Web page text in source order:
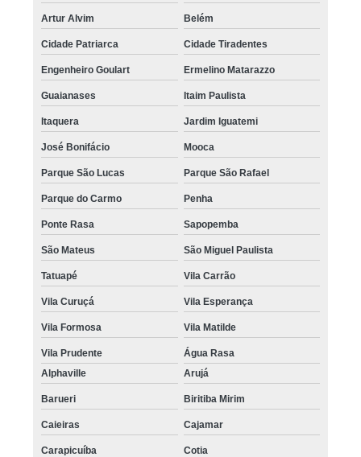
Artur Alvim Belém
Cidade Patriarca Cidade Tiradentes
Engenheiro Goulart Ermelino Matarazzo
Guaianases Itaim Paulista
Itaquera Jardim Iguatemi
José Bonifácio Mooca
Parque São Lucas Parque São Rafael
Parque do Carmo Penha
Ponte Rasa Sapopemba
São Mateus São Miguel Paulista
Tatuapé Vila Carrão
Vila Curuçá Vila Esperança
Vila Formosa Vila Matilde
Vila Prudente
Água Rasa
Alphaville
Arujá
Barueri Biritiba Mirim
Caieiras Cajamar
Carapicuíba Cotia